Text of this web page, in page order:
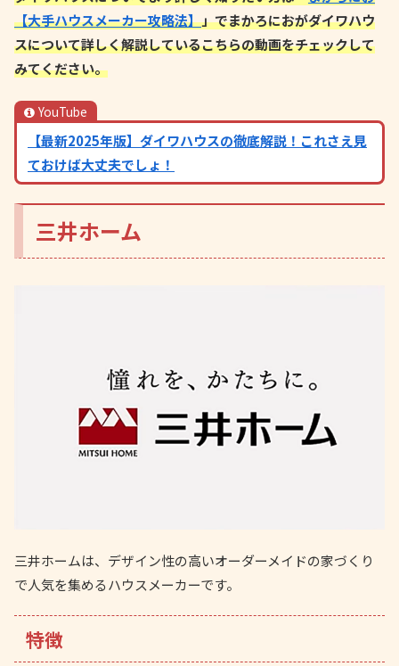
【大手ハウスメーカー攻略法】」でまかろにおがダイワハウ
スについて詳しく解説しているこちらの動画をチェックして
みてください。
YouTube
【最新2025年版】ダイワハウスの徹底解説！これさえ見
ておけば大丈夫でしょ！
三井ホーム
三井ホームは、デザイン性の高いオーダーメイドの家づくり
で人気を集めるハウスメーカーです。
特徴